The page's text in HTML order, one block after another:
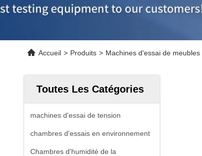
Accueil > Produits > Machines d'essai de meubles
Toutes Les Catégories
machines d'essai de tension
chambres d'essais en environnement
Chambres d'humidité de la